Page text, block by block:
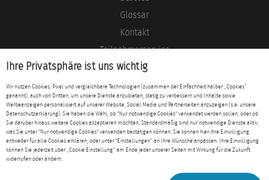
Glossar
Kontakt
Teilnehmerservice
Blog
Rechtliches
Impressum
Datenschutz
AGB
Ihre Privatsphäre ist uns wichtig
Wir nutzen Cookies, Pixel und vergleichbare Technologien (zusammen der Einfachheit halber „Cookies“
genannt), auch von Dritten, um unsere Dienste anzubieten, stetig zu verbessern und Inhalte sowie
Werbeanzeigen personalisiert auf unserer Website, Social Media und Partnerseiten anzuzeigen (s.a. unsere
Datenschutzerklärung). Sie haben die Wahl, ob "Nur notwendige Cookies" verwendet werden sollen, oder ob
Sie darüber hinaus weitere Cookies akzeptieren möchten. Standardmäßig sind nur notwendige Dienste aktiv,
was Sie unter "Nur notwendige Cookies" verwenden bestätigen können. Sie können hier ihre Einwilligung
entweder für alle Cookies erklären, oder unter "Einstellungen“ an Ihre Wünsche anpassen. Ihre Einwilligung
können Sie jederzeit über „Cookie Einstellung“ am Ende jeder unserer Seiten mit Wirkung für die Zukunft
widerrufen oder ändern.